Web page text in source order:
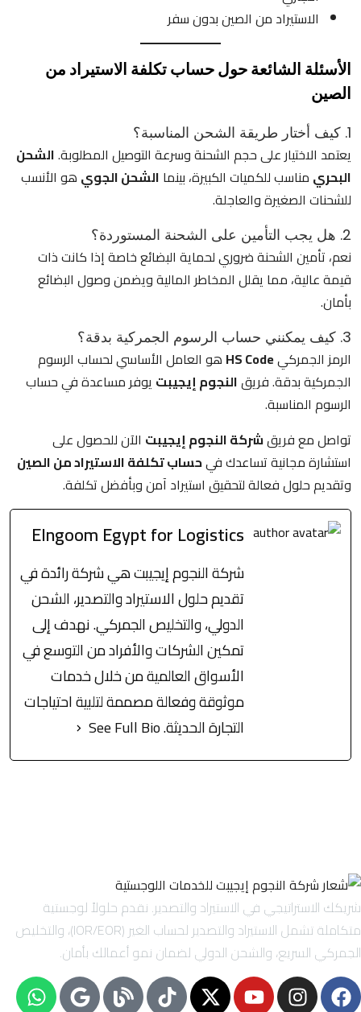
الاستيراد من الصين بدون سفر
الأسئلة الشائعة حول حساب تكلفة الاستيراد من
الصين
1. كيف أختار طريقة الشحن المناسبة؟
يعتمد الاختيار على حجم الشحنة وسرعة التوصيل المطلوبة.الشحن
البحري مناسب للكميات الكبيرة، بينما الشحن الجوي هو الأنسب
للشحنات الصغيرة والعاجلة.
2. هل يجب التأمين على الشحنة المستوردة؟
نعم، تأمين الشحنة ضروري لحماية البضائع خاصة إذا كانت ذات
قيمة عالية، مما يقلل المخاطر المالية ويضمن وصول البضائع
بأمان.
3. كيف يمكنني حساب الرسوم الجمركية بدقة؟
الرمز الجمركيHS Code هو العامل الأساسي لحساب الرسوم
الجمركية بدقة. فريقالنجوم إيجيبت يوفر مساعدة في حساب
الرسوم المناسبة.
تواصل مع فريقشركة النجوم إيجيبت الآن للحصول على
استشارة مجانية تساعدك فيحساب تكلفة الاستيراد من الصين
وتقديم حلول فعالة لتحقيق استيراد آمن وبأفضل تكلفة.
Elngoom Egypt for Logistics
شركة النجوم إيجيبت هي شركة رائدة في
تقديم حلول الاستيراد والتصدير، الشحن
الدولي، والتخليص الجمركي. نهدف إلى
تمكين الشركات والأفراد من التوسع في
الأسواق العالمية من خلال خدمات
موثوقة وفعالة مصممة لتلبية احتياجات
التجارة الحديثة.See Full Bio
شريكك الاستراتيجي في الاستيراد والتصدير. نقدم حلولاً لوجستية
متكاملة تشمل الاستيراد والتصدير لحساب الغير (IOR/EOR)، والتخليص
الجمركي السريع، والشحن الدولي لضمان نمو أعمالك بأمان.